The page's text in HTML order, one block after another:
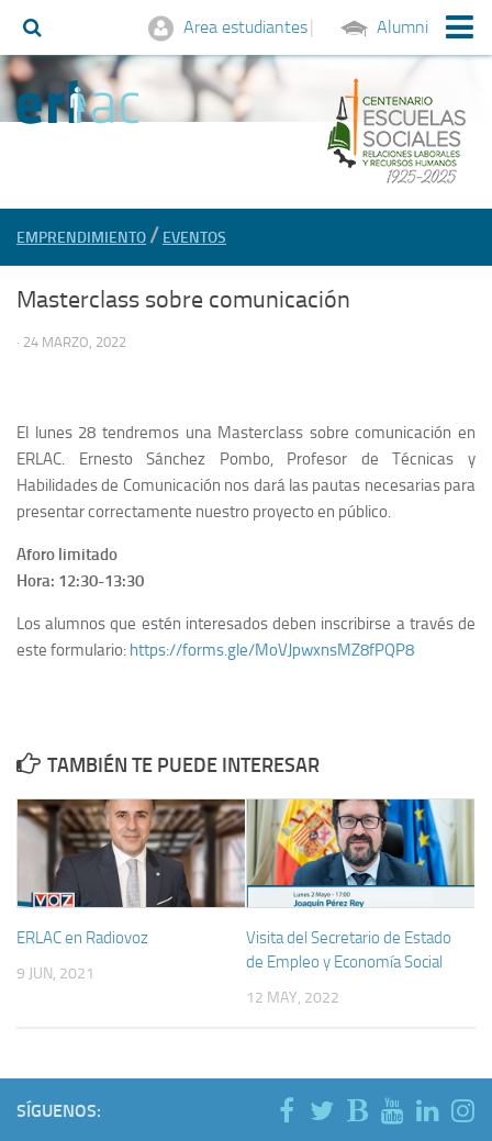
Conócenos
Estudios
Grado en Relaciones Laborales y Recursos Humanos
Máster en Recursos Humanos y People Analytics
Máster Práctico de Jurisdicción Social
Máster en Organización de Eventos, Protocolo y Comunicación
Experto En Implantación Y Auditoria De La Norma Iso 45001
Posgrado de Especialización ERLAC
Curso Patrón de Embarcaciones de Recreo PNB-PER
Curso Básico en Prevención de Riesgos Laborales –
Inscripción Abierta
Ayudas a la formación – Fundación Tripartita
XIV Congreso Internacional de derecho comparado del trabajo
Orientación y prácticas en empresas
Prácticas Académicas Externas
Emprendimiento
Encuentro Internacional de Jóvenes Emprendedores (EIJE)
Red Eusumo
Puntos de Atención al Emprendedor (PAE)
Area estudiantes| Alumni
EMPRENDIMIENTO/ EVENTOS
Masterclass sobre comunicación
· 24 MARZO, 2022
El lunes 28 tendremos una Masterclass sobre comunicación en
ERLAC. Ernesto Sánchez Pombo, Profesor de Técnicas y
Habilidades de Comunicación nos dará las pautas necesarias para
presentar correctamente nuestro proyecto en público.
Aforo limitado
Hora: 12:30-13:30
Los alumnos que estén interesados deben inscribirse a través de
este formulario: https://forms.gle/MoVJpwxnsMZ8fPQP8
TAMBIÉN TE PUEDE INTERESAR
ERLAC en Radiovoz
9 JUN, 2021
Visita del Secretario de Estado
de Empleo y Economía Social
12 MAY, 2022
SÍGUENOS: